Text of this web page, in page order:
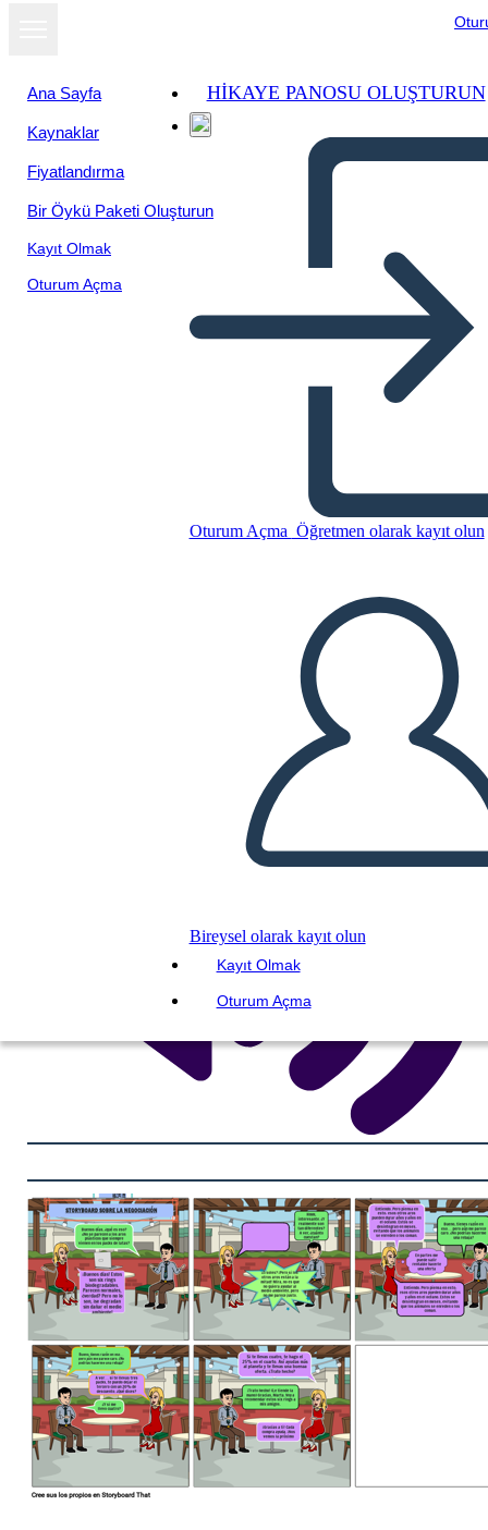
Ana Sayfa
Kaynaklar
Fiyatlandırma
Bir Öykü Paketi Oluşturun
Kayıt Olmak
Oturum Açma
HIKAYE PANOSU OLUŞTURUN
Oturum Açma Öğretmen olarak kayıt olun
Bireysel olarak kayıt olun
Kayıt Olmak
Oturum Açma
Untitled Storyboard
BİR HİKAYE PANOSU OLUŞTUR
SLAYT GÖSTERİSİNİ OYNAT
BENİ OKU
Slayt gösterisi
olarak
görüntüle